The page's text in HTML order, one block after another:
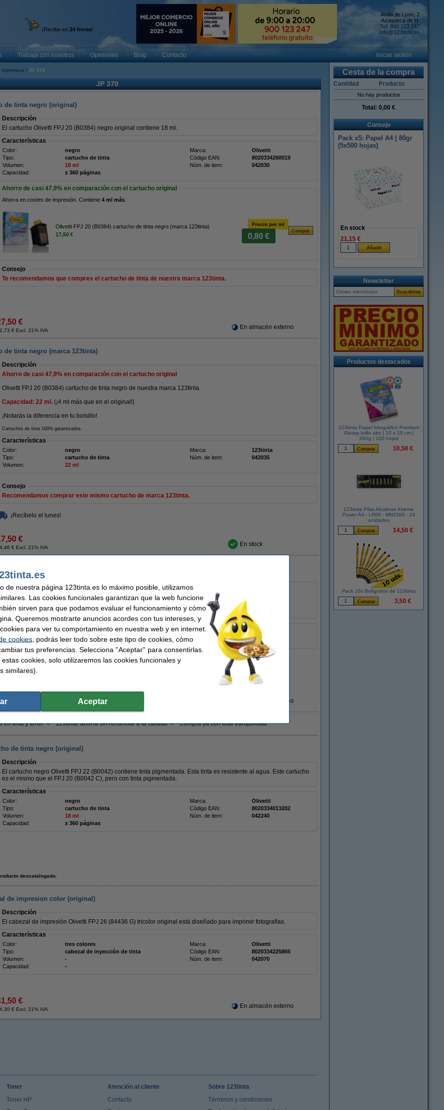
¡Recibe en 24 horas!
Avda de Lyon, 2
Azuqueca de H.
Tel: 900 123 247
info@123tinta.es
Trabaja con nosotros Opiniones Blog Contacto Iniciar sesión
impresora JP 370
JP 370
de tinta negro (original)
Descripción
El cartucho Olivetti FPJ 20 (B0384) negro original contiene 18 ml.
Características
Color: negro Marca:
Olivetti
Tipo:
cartucho de tinta Código EAN:
8020334260019
Volumen:
18 ml Núm. de item:
042030
Capacidad:
± 360 páginas
Ahorro de casi 47,9% en comparación con el cartucho original
Ahorra en costes de impresión. Contiene 4 ml más
Olivetti FPJ 20 (B0384) cartucho de tinta negro (marca 123tinta)
17,50 €
Precio por ml
0,80 €
Consejo
Te recomendamos que compres el cartucho de tinta de nuestra marca 123tinta.
€
€ Excl. 21% IVA En almacén externo
de tinta negro (marca 123tinta)
Descripción
Ahorro de casi 47,9% en comparación con el cartucho original
Olivetti FPJ 20 (B0384) cartucho de tinta negro de nuestra marca 123tinta.
Capacidad: 22 ml. (¡4 ml más que en el original!)
¡Notarás la diferencia en tu bolsillo!
Cartuchos de tinta 100% garantizados.
Características
Color: negro Marca:
123tinta
Tipo:
cartucho de tinta Núm. de item:
042035
Volumen:
22 ml
Consejo
Recomendamos comprar este mismo cartucho de marca 123tinta.
¡Recíbelo el lunes!
€
€ Excl. 21% IVA En stock
| Pack 2 uds
2 x Olivetti FPJ 20 (B0384) negrocapacidad 22 ml. (marca 123tinta).
¡Ahora mucho más barato!
Cartuchos de tinta 100% garantizados.
Características
Color: negro y color Modelo:
Doublepack
Volumen:
44 ml
€ Excl. 21% IVA En almacén externo
en tinta y tóner 123tinta: ahorra sin renunciar a la calidad Compra ya con total tranquilidad
de tinta negro (original)
Descripción
El cartucho negro Olivetti FPJ 22 (B0042) contiene tinta pigmentada. Esta tinta es resistente al agua. Este cartucho
es el mismo que el FPJ 20 (B0042 C), pero con tinta pigmentada.
Características
Color: negro Marca:
Olivetti
Tipo:
cartucho de tinta Código EAN:
8020334013202
Volumen:
18 ml Núm. de item:
042240
Capacidad:
± 360 páginas
descatalogado.
de impresion color (original)
Descripción
El cabezal de impresión Olivetti FPJ 26 (84436 G) tricolor original está diseñado para imprimir fotografías.
Características
Color: tres colores Marca:
Olivetti
Tipo:
cabezal de inyección de tinta Código EAN:
8020334225865
Volumen:
- Núm. de item:
042070
Capacidad:
-
€
€ Excl. 21% IVA En almacén externo
Cesta de la compra
Cantidad Producto
No hay productos
Total: 0,00 €
Consejo
Pack x5: Papel A4 | 80gr
(5x500 hojas)
En stock
21,15 €
Newsletter
Productos destacados
123tinta Papel fotográfico Premium
Glossy brillo alto | 10 x 15 cm |
260g | 100 hojas
10,50 €
123tinta Pilas Alcalinas Xtreme
Power AA - LR06 - MN1500 - 24
unidades
14,50 €
Pack 10x Bolígrafos de 123tinta
3,50 €
Toner
Toner HP
Atención al cliente
Contacto
Sobre 123tinta
Términos y condiciones
de nuestra página 123tinta.es lo máximo posible, utilizamos
Las cookies funcionales garantizan que la web funcione
sirven para que podamos evaluar el funcionamiento y cómo
Queremos mostrarte anuncios acordes con tus intereses, y
para ver tu comportamiento en nuestra web y en internet.
cookies, podrás leer todo sobre este tipo de cookies, cómo
tus preferencias. Selecciona ''Aceptar'' para consentirlas.
cookies, solo utilizaremos las cookies funcionales y
similares).
Aceptar